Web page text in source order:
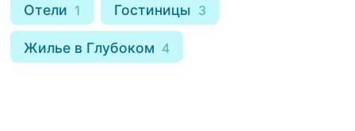
Отели 1 Гостиницы 3
Жилье в Глубоком 4